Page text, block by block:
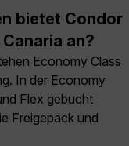
bietet Condor
an?
Economy Class
In der Economy
Flex gebucht
Freigepäck und